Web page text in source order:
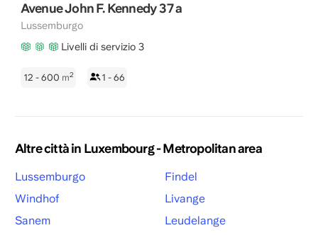
Avenue John F. Kennedy 37 a
Lussemburgo
Livelli di servizio 3
12 - 600 m2 1 - 66
Altre città in Luxembourg - Metropolitan area
Lussemburgo
Windhof
Sanem
Findel
Livange
Leudelange